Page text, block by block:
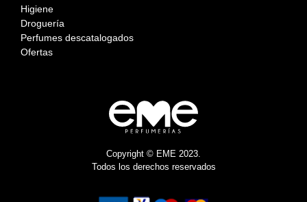
Copyright © EME 2023.
Todos los derechos reservados
Higiene
Droguería
Perfumes descatalogados
Ofertas